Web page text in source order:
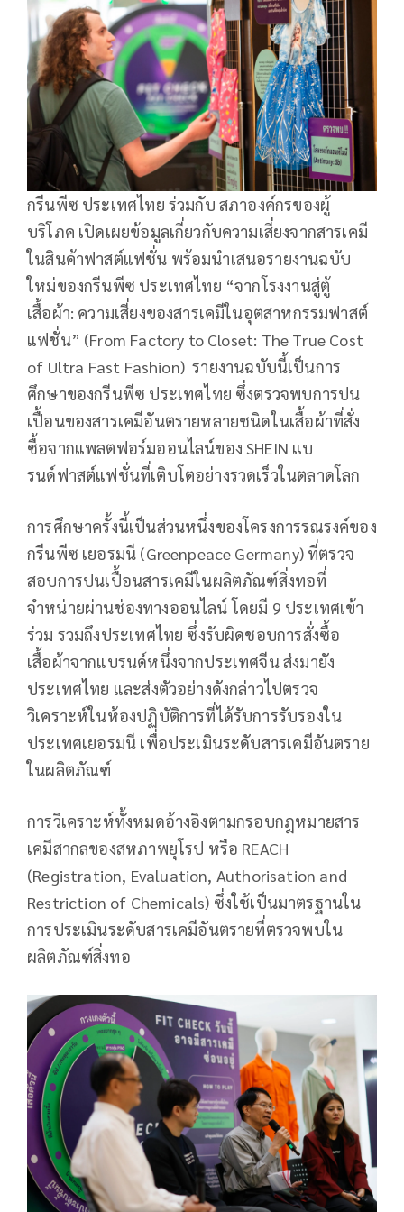
กรีนพีซ ประเทศไทย ร่วมกับ สภาองค์กรของผู้
บริโภค เปิดเผยข้อมูลเกี่ยวกับความเสี่ยงจากสารเคมี
ในสินค้าฟาสต์แฟชั่น พร้อมนำเสนอรายงานฉบับ
ใหม่ของกรีนพีซ ประเทศไทย “จากโรงงานสู่ตู้
เสื้อผ้า: ความเสี่ยงของสารเคมีในอุตสาหกรรมฟาสต์
แฟชั่น” (From Factory to Closet: The True Cost
of Ultra Fast Fashion) รายงานฉบับนี้เป็นการ
ศึกษาของกรีนพีซ ประเทศไทย ซึ่งตรวจพบการปน
เปื้อนของสารเคมีอันตรายหลายชนิดในเสื้อผ้าที่สั่ง
ซื้อจากแพลตฟอร์มออนไลน์ของ SHEIN แบ
รนด์ฟาสต์แฟชั่นที่เติบโตอย่างรวดเร็วในตลาดโลก
การศึกษาครั้งนี้เป็นส่วนหนึ่งของโครงการรณรงค์ของ
กรีนพีซ เยอรมนี (Greenpeace Germany) ที่ตรวจ
สอบการปนเปื้อนสารเคมีในผลิตภัณฑ์สิ่งทอที่
จำหน่ายผ่านช่องทางออนไลน์ โดยมี 9 ประเทศเข้า
ร่วม รวมถึงประเทศไทย ซึ่งรับผิดชอบการสั่งซื้อ
เสื้อผ้าจากแบรนด์หนึ่งจากประเทศจีน ส่งมายัง
ประเทศไทย และส่งตัวอย่างดังกล่าวไปตรวจ
วิเคราะห์ในห้องปฏิบัติการที่ได้รับการรับรองใน
ประเทศเยอรมนี เพื่อประเมินระดับสารเคมีอันตราย
ในผลิตภัณฑ์
การวิเคราะห์ทั้งหมดอ้างอิงตามกรอบกฎหมายสาร
เคมีสากลของสหภาพยุโรป หรือ REACH
(Registration, Evaluation, Authorisation and
Restriction of Chemicals) ซึ่งใช้เป็นมาตรฐานใน
การประเมินระดับสารเคมีอันตรายที่ตรวจพบใน
ผลิตภัณฑ์สิ่งทอ